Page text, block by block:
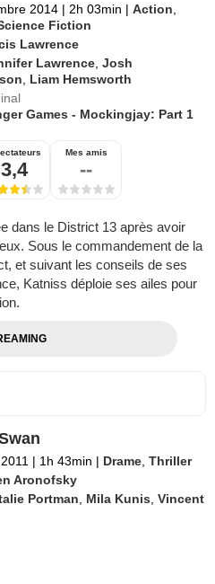
2014 | 2h 03min | Action
Fiction
Lawrence
Lawrence ,Josh
Liam Hemsworth
Games - Mockingjay: Part 1
3,4
Mes amis
--
dans le District 13 après avoir
Sous le commandement de la
et suivant les conseils de ses
Katniss déploie ses ailes pour
| 1h 43min | Drame ,Thriller
Aronofsky
Portman Mila Kunis ,Vincent